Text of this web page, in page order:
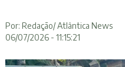
Por: Redação/ Atlântica News
06/07/2026 - 11:15:21